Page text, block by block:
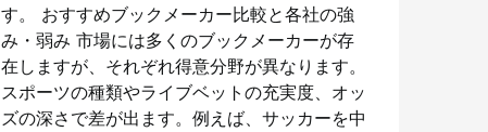
す。 おすすめブックメーカー比較と各社の強
み・弱み 市場には多くのブックメーカーが存
在しますが、それぞれ得意分野が異なります。
スポーツの種類やライブベットの充実度、オッ
ズの深さで差が出ます。例えば、サッカーを中